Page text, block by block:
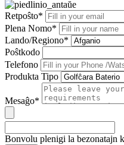
Retpoŝto*
Plena Nomo*
Lando/Regiono*
Poŝtkodo
Telefono
Produkta Tipo
Mesaĝo*
Bonvolu plenigi la bezonatajn